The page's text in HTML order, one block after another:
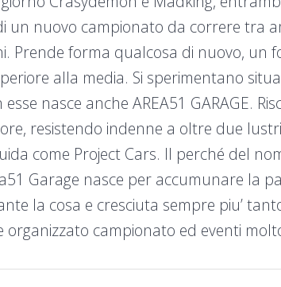
un nuovo campionato da correre tra
Prende forma qualcosa di nuovo, un
alla media. Si sperimentano
esse nasce anche AREA51 GARAGE.
resistendo indenne a oltre due
come Project Cars. Il perché del
Garage nasce per accumunare la
la cosa e cresciuta sempre piu’
organizzato campionato ed eventi